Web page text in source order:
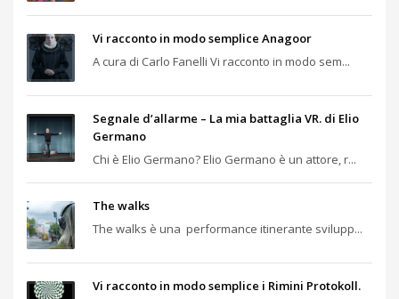
Vi racconto in modo semplice Anagoor
A cura di Carlo Fanelli Vi racconto in modo sem...
Segnale d’allarme – La mia battaglia VR. di Elio
Germano
Chi è Elio Germano? Elio Germano è un attore, r...
The walks
The walks è una performance itinerante svilupp...
Vi racconto in modo semplice i Rimini Protokoll.